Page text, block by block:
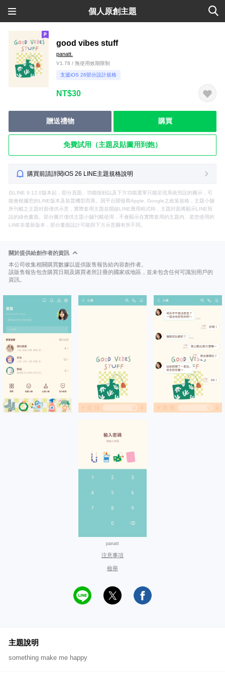
個人原創主題
good vibes stuff
panatt.
V1.78 / 無使用效期限制
支援iOS 26部分設計規格
NT$30
贈送禮物 購買
免費試用（主題及貼圖用到飽）
購買前請詳閱iOS 26 LINE主題規格說明
自LINE 9.12.0版本起，部分頁面、功能按鈕以及下方功能選單只能呈現系統預設的圖示，可
能會根據您的LINE版本及裝置機型而異。因平台開發商Apple, Google之政策規格，主題小舖
所刊載之主題封面僅供示意，實際套用主題並開啟LINE應用程式時，主題封面將顯示LINE預
設的綠色畫面。部分圖片僅供主題小舖刊載使用，不會顯示在實際套用的主題內。若您使用的
LINE非最新版本，部分畫面設計可能與下方示意圖有所不同。
關於提供給創作者的資訊
本公司收集相關購買數據以提供販售報告給內容創作者。
該販售報告包含購買日期及購買者所註冊的國家或地區，並未包含任何可識別用戶的
資訊。
panatt
注意事項
檢舉
主題說明
something make me happy